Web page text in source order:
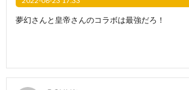
夢幻さんと皇帝さんのコラボは最強だろ！